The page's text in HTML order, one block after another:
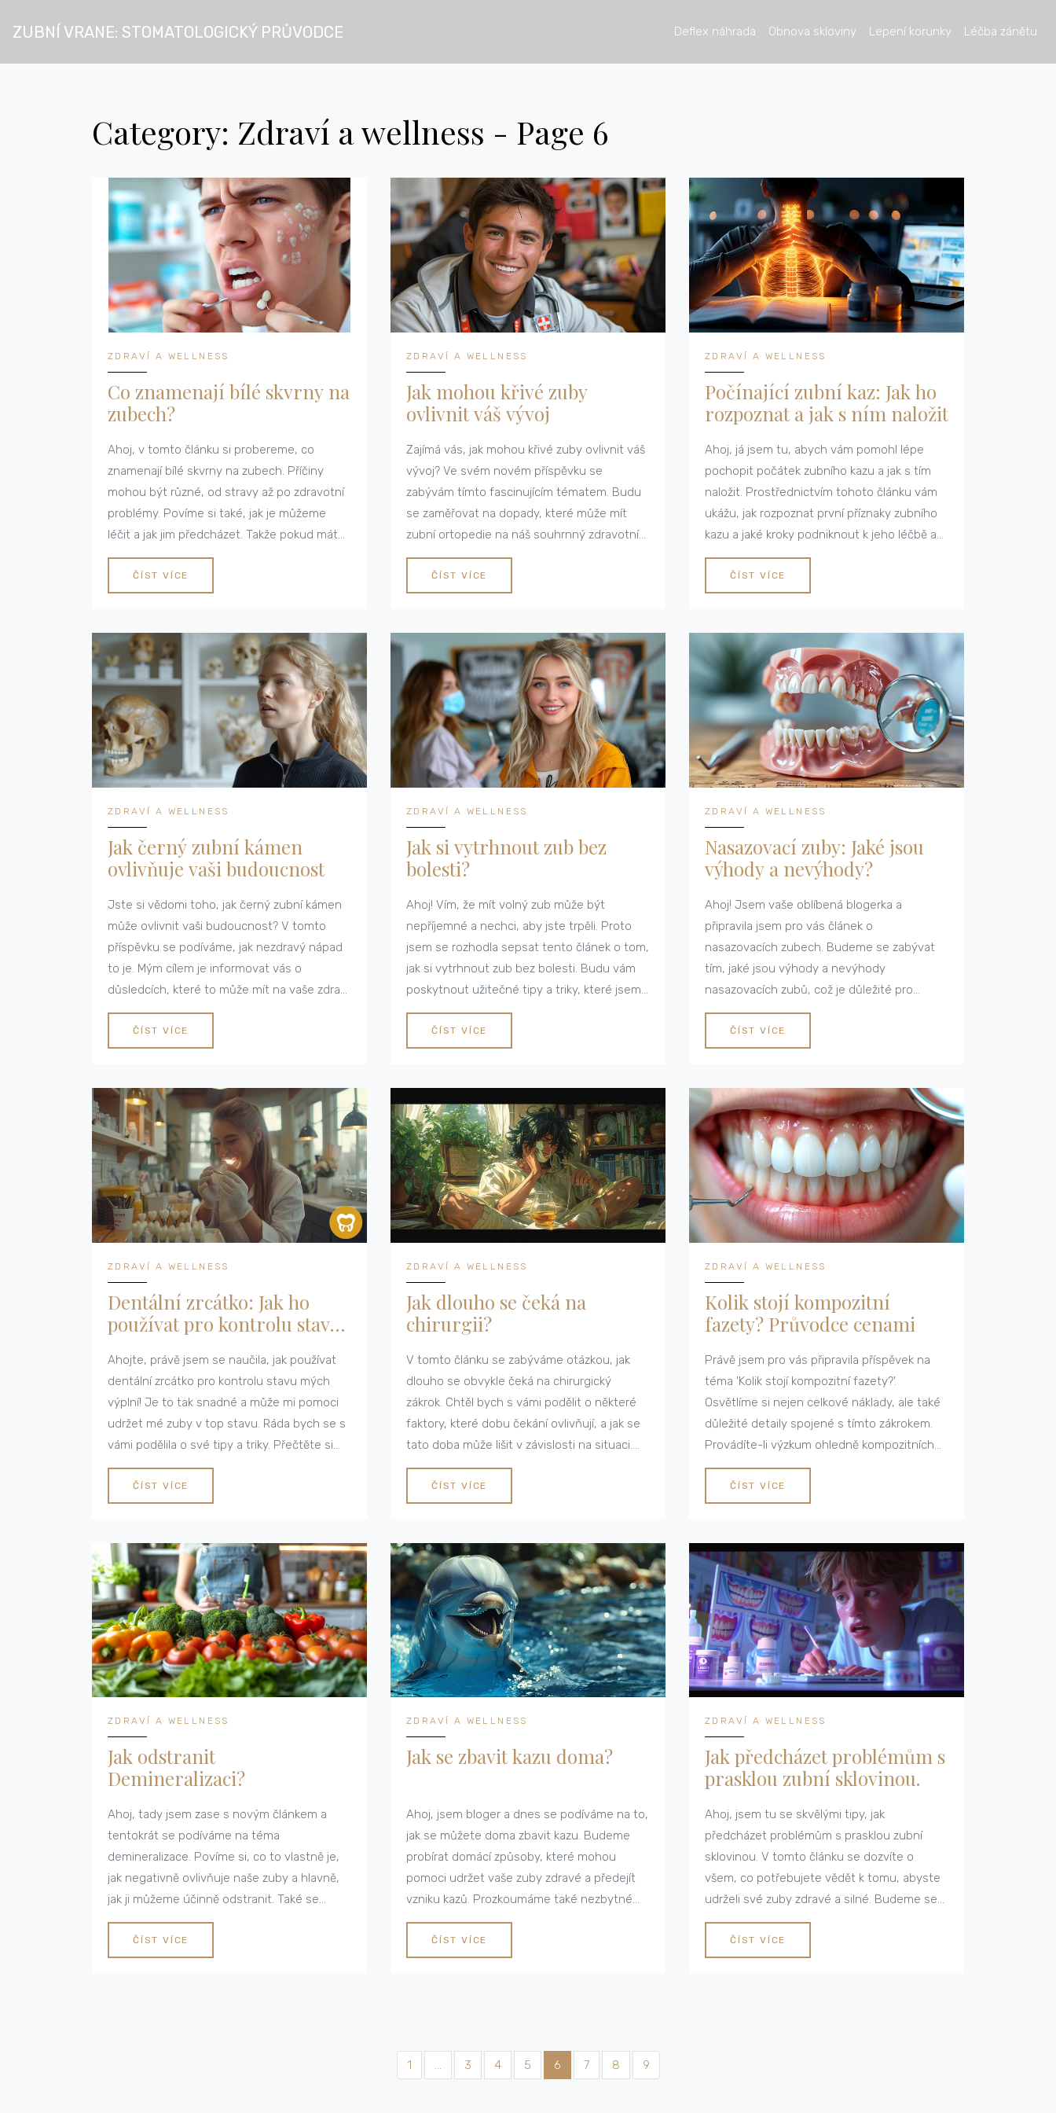
ZUBNÍ VRANE: STOMATOLOGICKÝ PRŮVODCE Deflex náhrada Obnova skloviny Lepení korunky Léčba zánětu
Category: Zdraví a wellness - Page 6
ZDRAVÍ A WELLNESS
Co znamenají bílé skvrny na
zubech?
Ahoj, v tomto článku si probereme, co
znamenají bílé skvrny na zubech. Příčiny
mohou být různé, od stravy až po zdravotní
problémy. Povíme si také, jak je můžeme
léčit a jak jim předcházet. Takže pokud máte
někdy pocit, že by vás mohlo trápit právě
toto, určitě to s námi probrat. Budeme rádi,
pokud se k nám připojíte a třeba se i něco
ČÍST VÍCE
ZDRAVÍ A WELLNESS
Jak mohou křivé zuby
ovlivnit váš vývoj
Zajímá vás, jak mohou křivé zuby ovlivnit váš
vývoj? Ve svém novém příspěvku se
zabývám tímto fascinujícím tématem. Budu
se zaměřovat na dopady, které může mít
zubní ortopedie na náš souhrnný zdravotní
stav. Prozkoumáme, jak náš úsměv ovlivňuje
náš psychický i fyzický rozvoj. Přidejte se ke
mně a zjistěte, jak udržet svůj úsměv zdravý
ČÍST VÍCE
ZDRAVÍ A WELLNESS
Počínající zubní kaz: Jak ho
rozpoznat a jak s ním naložit
Ahoj, já jsem tu, abych vám pomohl lépe
pochopit počátek zubního kazu a jak s tím
naložit. Prostřednictvím tohoto článku vám
ukážu, jak rozpoznat první příznaky zubního
kazu a jaké kroky podniknout k jeho léčbě a
prevenci. Chci, abyste byli dobře
informováni a ochránili své úsměvy před
touto běžnou zubní nemocí. Pojďme si to
ČÍST VÍCE
ZDRAVÍ A WELLNESS
Jak černý zubní kámen
ovlivňuje vaši budoucnost
Jste si vědomi toho, jak černý zubní kámen
může ovlivnit vaši budoucnost? V tomto
příspěvku se podíváme, jak nezdravý nápad
to je. Mým cílem je informovat vás o
důsledcích, které to může mít na vaše zdraví
a životní styl. Uvidíte, že mít zdravý úsměv je
důležité nejen pro vaše současné, ale hlavně
pro vaši budoucí pohodu. Tak pojďme tuto
ČÍST VÍCE
ZDRAVÍ A WELLNESS
Jak si vytrhnout zub bez
bolesti?
Ahoj! Vím, že mít volný zub může být
nepříjemné a nechci, aby jste trpěli. Proto
jsem se rozhodla sepsat tento článek o tom,
jak si vytrhnout zub bez bolesti. Budu vám
poskytnout užitečné tipy a triky, které jsem
se dozvěděla během let. Doufám, že vám to
pomůže zvládnout tuto situaci s co nejmenší
bolestí.
ČÍST VÍCE
ZDRAVÍ A WELLNESS
Nasazovací zuby: Jaké jsou
výhody a nevýhody?
Ahoj! Jsem vaše oblíbená blogerka a
připravila jsem pro vás článek o
nasazovacích zubech. Budeme se zabývat
tím, jaké jsou výhody a nevýhody
nasazovacích zubů, což je důležité pro
vědomé rozhodování o naší dentální péči.
Pokud se snažíte rozhodnout, zda jsou
nasazovací zuby pro vás správnou volbou,
aspektům této otázky. Budu sdílet své
názory a zkušenosti, takže se na to těšte!
ČÍST VÍCE
ZDRAVÍ A WELLNESS
Dentální zrcátko: Jak ho
používat pro kontrolu stavu
Ahojte, právě jsem se naučila, jak používat
dentální zrcátko pro kontrolu stavu mých
výplní! Je to tak snadné a může mi pomoci
udržet mé zuby v top stavu. Ráda bych se s
vámi podělila o své tipy a triky. Přečtěte si
můj nový příspěvek a dozvíte se více!
ČÍST VÍCE
ZDRAVÍ A WELLNESS
Jak dlouho se čeká na
chirurgii?
V tomto článku se zabýváme otázkou, jak
dlouho se obvykle čeká na chirurgický
zákrok. Chtěl bych s vámi podělit o některé
faktory, které dobu čekání ovlivňují, a jak se
tato doba může lišit v závislosti na situaci.
Téma je velmi relevantní pro každého, kdo se
připravuje na operaci, nebo má zájem o stav
našeho zdravotnictví. Připravil jsem pro vás
ČÍST VÍCE
ZDRAVÍ A WELLNESS
Kolik stojí kompozitní
fazety? Průvodce cenami
Právě jsem pro vás připravila příspěvek na
téma 'Kolik stojí kompozitní fazety?'.
Osvětlíme si nejen celkové náklady, ale také
důležité detaily spojené s tímto zákrokem.
Provádíte-li výzkum ohledně kompozitních
faset, tento průvodce cenami vám pomůže
udělat informované rozhodnutí. Přeji vám
příjemné čtení!
ČÍST VÍCE
ZDRAVÍ A WELLNESS
Jak odstranit
Demineralizaci?
Ahoj, tady jsem zase s novým článkem a
tentokrát se podíváme na téma
demineralizace. Povíme si, co to vlastně je,
jak negativně ovlivňuje naše zuby a hlavně,
jak ji můžeme účinně odstranit. Také se
podíváme na různé způsoby péče o naše
zuby, aby se takový problém v budoucnu
ČÍST VÍCE
ZDRAVÍ A WELLNESS
Jak se zbavit kazu doma?
Ahoj, jsem bloger a dnes se podíváme na to,
jak se můžete doma zbavit kazu. Budeme
probírat domácí způsoby, které mohou
pomoci udržet vaše zuby zdravé a předejít
vzniku kazů. Prozkoumáme také nezbytné
kroky, které můžete podniknout pro jejich
prevenci. Přeji vám příjemné čtení a doufám,
ČÍST VÍCE
ZDRAVÍ A WELLNESS
Jak předcházet problémům s
prasklou zubní sklovinou.
Ahoj, jsem tu se skvělými tipy, jak
předcházet problémům s prasklou zubní
sklovinou. V tomto článku se dozvíte o
všem, co potřebujete vědět k tomu, abyste
udrželi své zuby zdravé a silné. Budeme se
zabývat nejlepšími způsoby péče o zuby a
popíšeme, jak včas odhalit příznaky narušené
ČÍST VÍCE
1 … 3 4 5 6 7 8 9